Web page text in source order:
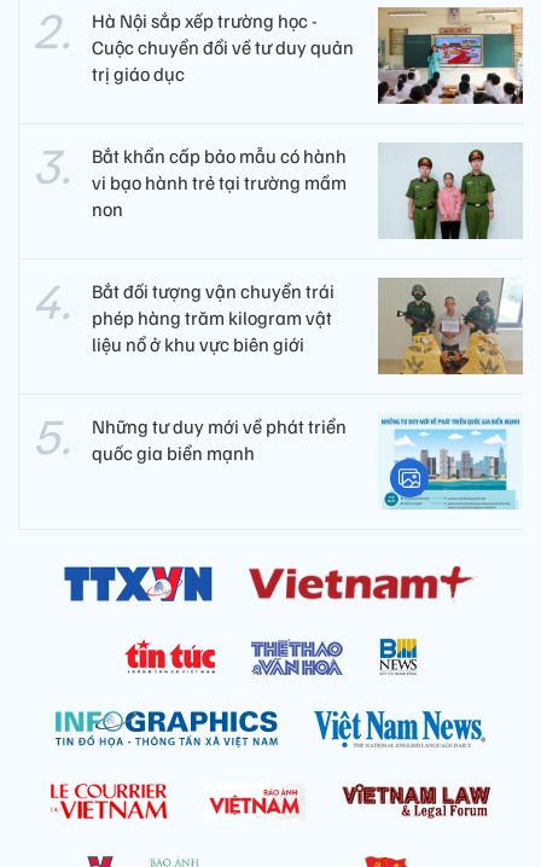
Hà Nội sắp xếp trường học -
Cuộc chuyển đổi về tư duy quản
trị giáo dục
Bắt khẩn cấp bảo mẫu có hành
vi bạo hành trẻ tại trường mầm
non
Bắt đối tượng vận chuyển trái
phép hàng trăm kilogram vật
liệu nổ ở khu vực biên giới
Những tư duy mới về phát triển
quốc gia biển mạnh